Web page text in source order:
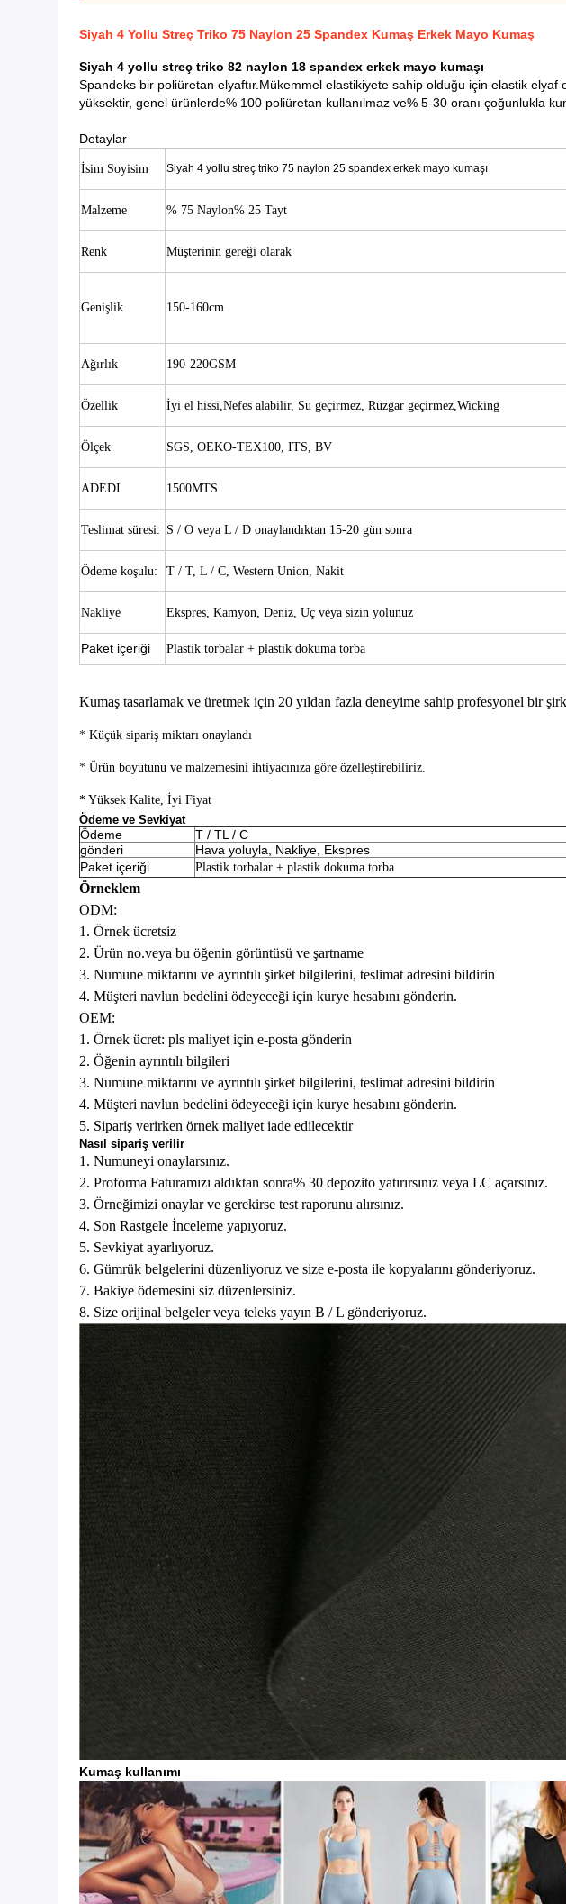
Siyah 4 Yollu Streç Triko 75 Naylon 25 Spandex Kumaş Erkek Mayo Kumaş
Siyah 4 yollu streç triko 82 naylon 18 spandex erkek mayo kumaşı
Spandeks bir poliüretan elyaftır.Mükemmel elastikiyete sahip olduğu için elastik elyaf
yüksektir, genel ürünlerde% 100 poliüretan kullanılmaz ve% 5-30 oranı çoğunlukla
Detaylar
İsim Soyisim Siyah 4 yollu streç triko 75 naylon 25 spandex erkek mayo kumaşı
Malzeme % 75 Naylon% 25 Tayt
Renk Müşterinin gereği olarak
Genişlik 150-160cm
Ağırlık 190-220GSM
Özellik İyi el hissi,Nefes alabilir, Su geçirmez, Rüzgar geçirmez,Wicking
Ölçek SGS, OEKO-TEX100, ITS, BV
ADEDI 1500MTS
Teslimat süresi: S / O veya L / D onaylandıktan 15-20 gün sonra
Ödeme koşulu: T / T, L / C, Western Union, Nakit
Nakliye Ekspres, Kamyon, Deniz, Uç veya sizin yolunuz
Paket içeriği Plastik torbalar + plastik dokuma torba
Kumaş tasarlamak ve üretmek için 20 yıldan fazla deneyime sahip profesyonel bir
* Küçük sipariş miktarı onaylandı
* Ürün boyutunu ve malzemesini ihtiyacınıza göre özelleştirebiliriz.
* Yüksek Kalite, İyi Fiyat
Ödeme ve Sevkiyat
Ödeme
T / TL / C
gönderi
Hava yoluyla, Nakliye, Ekspres
Paket içeriği
Plastik torbalar + plastik dokuma torba
Örneklem
ODM:
1. Örnek ücretsiz
2. Ürün no.veya bu öğenin görüntüsü ve şartname
3. Numune miktarını ve ayrıntılı şirket bilgilerini, teslimat adresini bildirin
4. Müşteri navlun bedelini ödeyeceği için kurye hesabını gönderin.
OEM:
1. Örnek ücret: pls maliyet için e-posta gönderin
2. Öğenin ayrıntılı bilgileri
3. Numune miktarını ve ayrıntılı şirket bilgilerini, teslimat adresini bildirin
4. Müşteri navlun bedelini ödeyeceği için kurye hesabını gönderin.
5. Sipariş verirken örnek maliyet iade edilecektir
Nasıl sipariş verilir
1. Numuneyi onaylarsınız.
2. Proforma Faturamızı aldıktan sonra% 30 depozito yatırırsınız veya LC açarsınız.
3. Örneğimizi onaylar ve gerekirse test raporunu alırsınız.
4. Son Rastgele İnceleme yapıyoruz.
5. Sevkiyat ayarlıyoruz.
6. Gümrük belgelerini düzenliyoruz ve size e-posta ile kopyalarını gönderiyoruz.
7. Bakiye ödemesini siz düzenlersiniz.
8. Size orijinal belgeler veya teleks yayın B / L gönderiyoruz.
Kumaş kullanımı